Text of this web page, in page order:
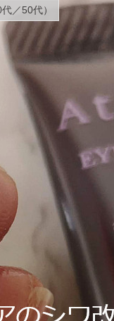
／50代）